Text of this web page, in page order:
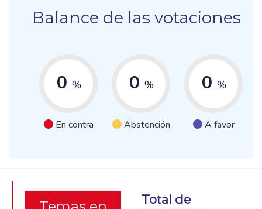
Balance de las votaciones
0 %
En contra
0 %
Abstención
0 %
A favor
Total de